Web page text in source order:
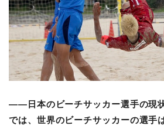
――日本のビーチサッカー選手の現
では、世界のビーチサッカーの選手